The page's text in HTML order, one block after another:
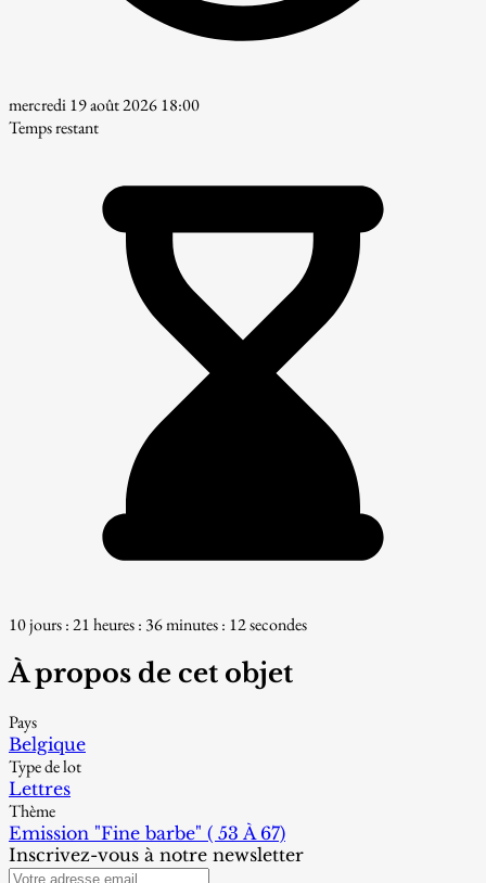
mercredi 19 août 2026 18:00
Temps restant
10 jours : 21 heures : 36 minutes : 11 secondes
À propos de cet objet
Pays
Belgique
Type de lot
Lettres
Thème
Emission "Fine barbe" ( 53 À 67)
Inscrivez-vous à notre newsletter